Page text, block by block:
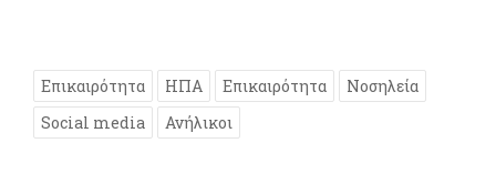
Επικαιρότητα ΗΠΑ Επικαιρότητα
Νοσηλεία
Social media
Ανήλικοι